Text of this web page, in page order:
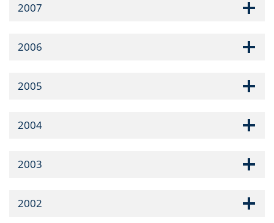
2007
2006
2005
2004
2003
2002